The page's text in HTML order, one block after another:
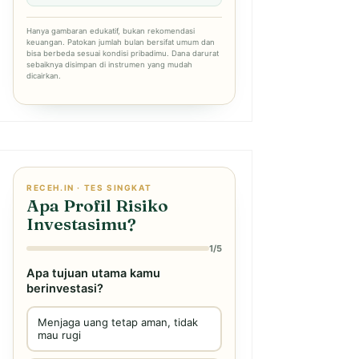
Hanya gambaran edukatif, bukan rekomendasi
keuangan. Patokan jumlah bulan bersifat umum dan
bisa berbeda sesuai kondisi pribadimu. Dana darurat
sebaiknya disimpan di instrumen yang mudah
dicairkan.
RECEH.IN · TES SINGKAT
Apa Profil Risiko
Investasimu?
1/5
Apa tujuan utama kamu
berinvestasi?
Menjaga uang tetap aman, tidak
mau rugi